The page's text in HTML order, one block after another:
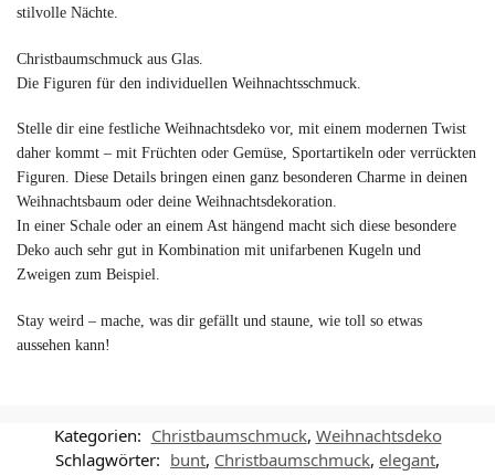
stilvolle Nächte.
Christbaumschmuck aus Glas.
Die Figuren für den individuellen Weihnachtsschmuck.
Stelle dir eine festliche Weihnachtsdeko vor, mit einem modernen Twist
daher kommt – mit Früchten oder Gemüse, Sportartikeln oder verrückten
Figuren. Diese Details bringen einen ganz besonderen Charme in deinen
Weihnachtsbaum oder deine Weihnachtsdekoration.
In einer Schale oder an einem Ast hängend macht sich diese besondere
Deko auch sehr gut in Kombination mit unifarbenen Kugeln und
Zweigen zum Beispiel.
Stay weird – mache, was dir gefällt und staune, wie toll so etwas
aussehen kann!
Kategorien: Christbaumschmuck, Weihnachtsdeko
Schlagwörter: bunt, Christbaumschmuck, elegant,